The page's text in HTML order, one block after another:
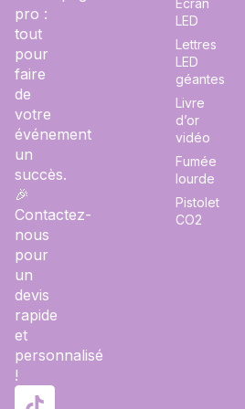
pro :
tout
pour
faire
de
votre
événement
un
succès.
🎉
Contactez-
nous
pour
un
devis
rapide
et
personnalisé
!
Écran
LED
Lettres
LED
géantes
Livre
d’or
vidéo
Fumée
lourde
Pistolet
CO2